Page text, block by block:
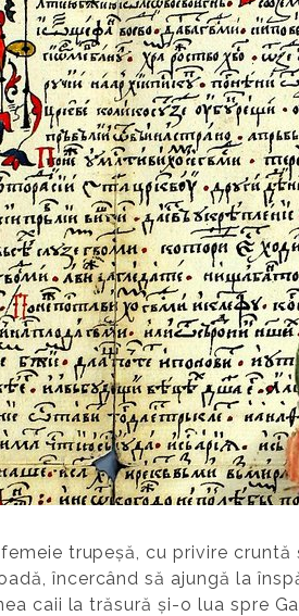
trupeșă, cu privire
încercând să ajungă la
caii la trăsură și-o lua spre